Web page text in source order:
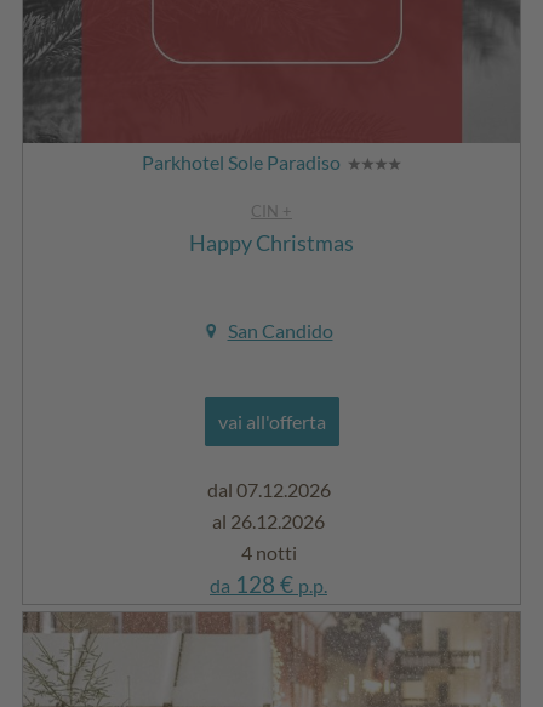
Parkhotel Sole Paradiso
CIN +
Happy Christmas
San Candido
vai all'offerta
dal 07.12.2026
al 26.12.2026
4 notti
da 128 € p.p.